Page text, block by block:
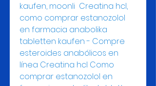
kaufen, moonli  Creatina hcl,
como comprar estanozolol
en farmacia anabolika
tabletten kaufen - Compre
esteroides anabólicos en
línea Creatina hcl Como
comprar estanozolol en